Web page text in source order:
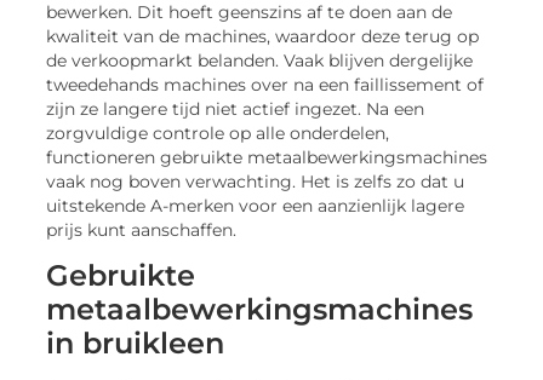
bewerken. Dit hoeft geenszins af te doen aan de
kwaliteit van de machines, waardoor deze terug op
de verkoopmarkt belanden. Vaak blijven dergelijke
tweedehands machines over na een faillissement of
zijn ze langere tijd niet actief ingezet. Na een
zorgvuldige controle op alle onderdelen,
functioneren gebruikte metaalbewerkingsmachines
vaak nog boven verwachting. Het is zelfs zo dat u
uitstekende A-merken voor een aanzienlijk lagere
prijs kunt aanschaffen.
Gebruikte
metaalbewerkingsmachines
in bruikleen